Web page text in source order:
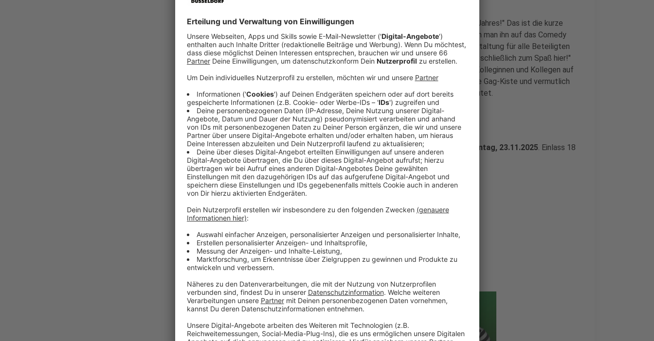
"Die Comedy Camp Tour ist für mich jedes Mal das Highlight des Jahres!" Das ist die kurze
Antwort, die man von GastgeberJürgen Bangertbekommt, wenn man ihn auf das Comedy
Camp anspricht. Dabei ist es immer sein Ziel, jede einzelne Veranstaltung für alle Beteiligten
zum Highlight werden zu lassen. Immer nach dem Motto "Wir sind schließlich zum Spaß hier!"
rollt er auch im Herbst 2025 wieder den roten Teppich für seine Kolleginnen und Kollegen auf
der Bühne aus. Natürlich greift er selbst zwischendurch auch in die Gag-Kiste und vermutlich
auch wieder zum Telefon... Elvis Eifel-Fans wissen, was das bedeutet.
Anzeige
Das Comedy Camp in derStadthalle Rheda-Wiedenbrück Sonntag, 23.11.2025. Einlass 18
Uhr, Beginn: 19 Uhr.
Anzeige
Anzeige
Die Comedy-Camper
Anzeige